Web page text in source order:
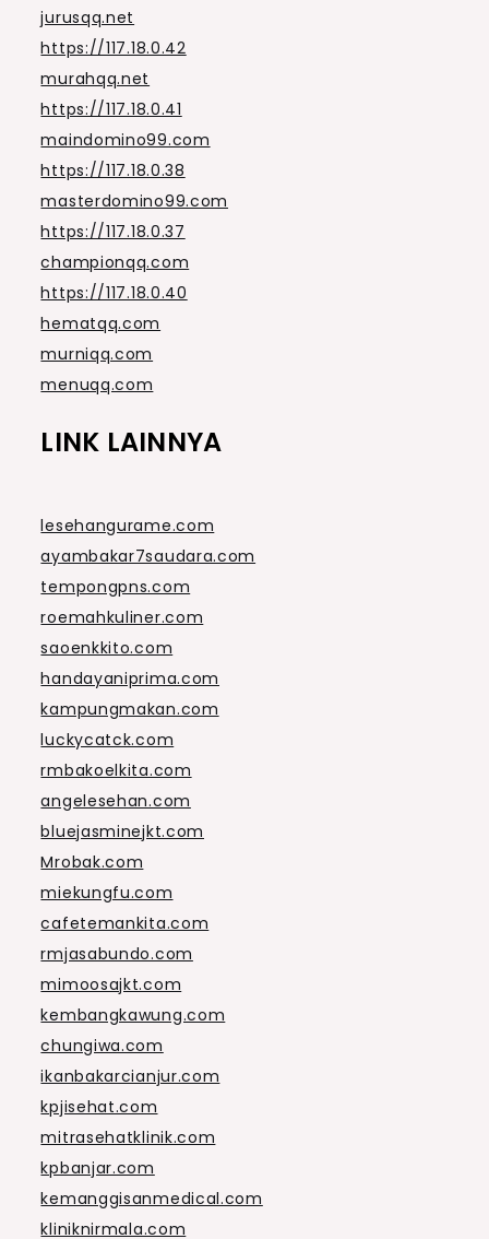
jurusqq.net
https://117.18.0.42
murahqq.net
https://117.18.0.41
maindomino99.com
https://117.18.0.38
masterdomino99.com
https://117.18.0.37
championqq.com
https://117.18.0.40
hematqq.com
murniqq.com
menuqq.com
LINK LAINNYA
lesehangurame.com
ayambakar7saudara.com
tempongpns.com
roemahkuliner.com
saoenkkito.com
handayaniprima.com
kampungmakan.com
luckycatck.com
rmbakoelkita.com
angelesehan.com
bluejasminejkt.com
Mrobak.com
miekungfu.com
cafetemankita.com
rmjasabundo.com
mimoosajkt.com
kembangkawung.com
chungiwa.com
ikanbakarcianjur.com
kpjisehat.com
mitrasehatklinik.com
kpbanjar.com
kemanggisanmedical.com
kliniknirmala.com